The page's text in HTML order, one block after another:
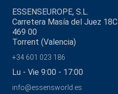
ESSENSEUROPE, S.L.
Carretera Masía del Juez 18C
469 00
Torrent (Valencia)
+34 601 023 186
Lu - Vie 9:00 - 17:00
info@essensworld.es